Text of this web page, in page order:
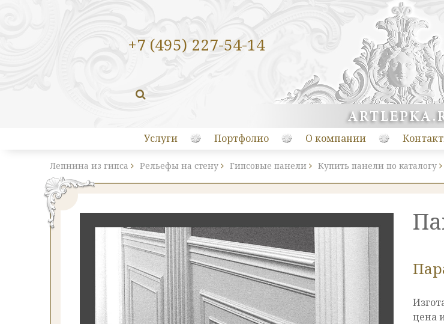
+7 (495) 227-54-14
Услуги Портфолио О компании
Лепнина из гипса Рельефы на стену Гипсовые панели Купить панели по каталогу
цена